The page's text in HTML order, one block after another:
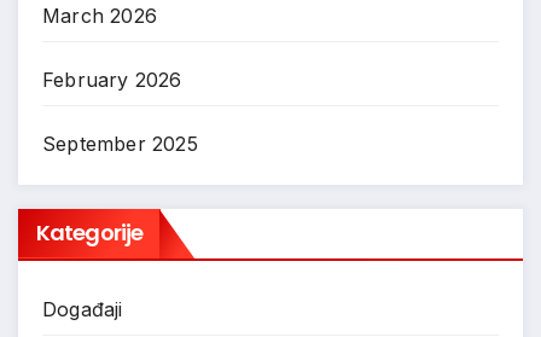
March 2026
February 2026
September 2025
Kategorije
Događaji